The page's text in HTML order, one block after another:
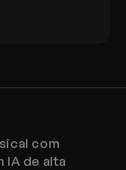
com
IA de alta